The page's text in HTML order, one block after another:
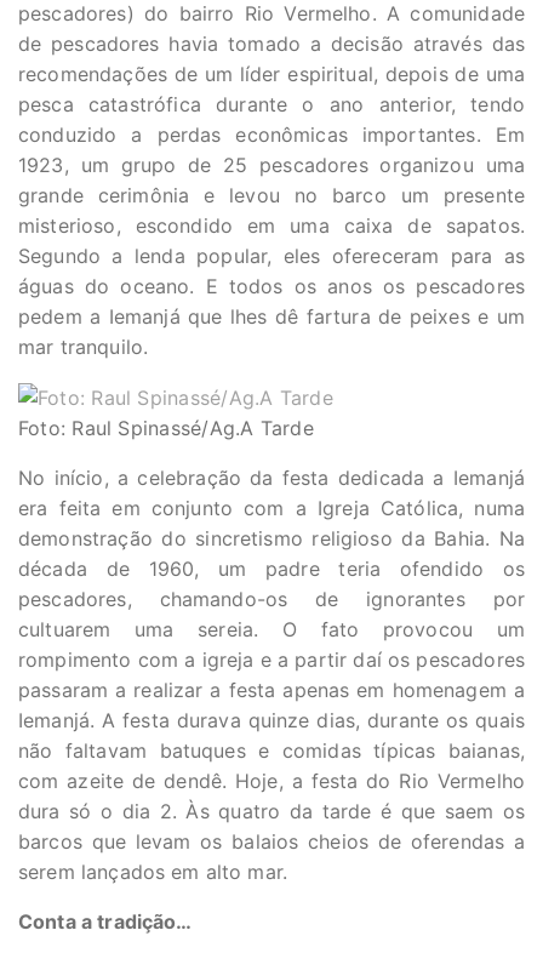
pescadores) do bairro Rio Vermelho. A comunidade
de pescadores havia tomado a decisão através das
recomendações de um líder espiritual, depois de uma
pesca catastrófica durante o ano anterior, tendo
conduzido a perdas econômicas importantes. Em
1923, um grupo de 25 pescadores organizou uma
grande cerimônia e levou no barco um presente
misterioso, escondido em uma caixa de sapatos.
Segundo a lenda popular, eles ofereceram para as
águas do oceano. E todos os anos os pescadores
pedem a Iemanjá que lhes dê fartura de peixes e um
mar tranquilo.
Foto: Raul Spinassé/Ag.A Tarde
No início, a celebração da festa dedicada a Iemanjá
era feita em conjunto com a Igreja Católica, numa
demonstração do sincretismo religioso da Bahia. Na
década de 1960, um padre teria ofendido os
pescadores, chamando-os de ignorantes por
cultuarem uma sereia. O fato provocou um
rompimento com a igreja e a partir daí os pescadores
passaram a realizar a festa apenas em homenagem a
Iemanjá. A festa durava quinze dias, durante os quais
não faltavam batuques e comidas típicas baianas,
com azeite de dendê. Hoje, a festa do Rio Vermelho
dura só o dia 2. Às quatro da tarde é que saem os
barcos que levam os balaios cheios de oferendas a
serem lançados em alto mar.
Conta a tradição…